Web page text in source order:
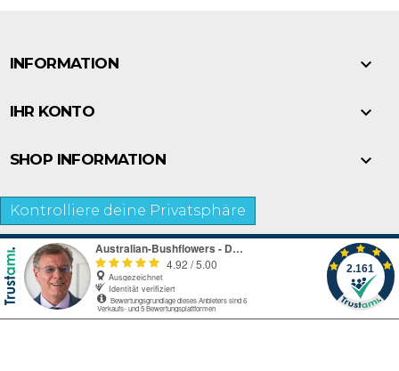
INFORMATION 
IHR KONTO 
SHOP INFORMATION 
Kontrolliere deine Privatsphäre